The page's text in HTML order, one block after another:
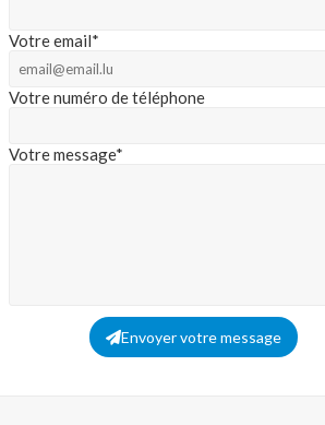
Votre email*
Votre numéro de téléphone
Votre message*
Envoyer votre message